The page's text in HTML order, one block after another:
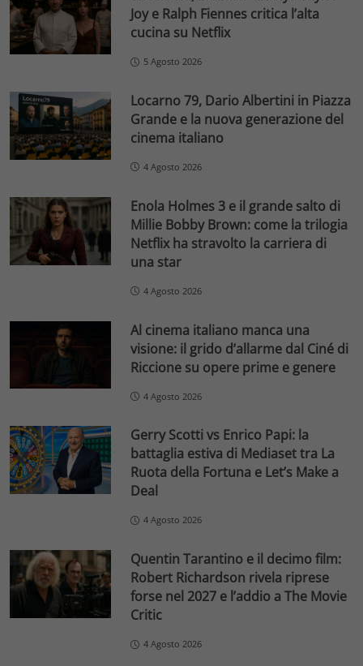
Joy e Ralph Fiennes critica l’alta
cucina su Netflix
5 Agosto 2026
Locarno 79, Dario Albertini in Piazza
Grande e la nuova generazione del
cinema italiano
4 Agosto 2026
Enola Holmes 3 e il grande salto di
Millie Bobby Brown: come la trilogia
Netflix ha stravolto la carriera di
una star
4 Agosto 2026
Al cinema italiano manca una
visione: il grido d’allarme dal Ciné di
Riccione su opere prime e genere
4 Agosto 2026
Gerry Scotti vs Enrico Papi: la
battaglia estiva di Mediaset tra La
Ruota della Fortuna e Let’s Make a
Deal
4 Agosto 2026
Quentin Tarantino e il decimo film:
Robert Richardson rivela riprese
forse nel 2027 e l’addio a The Movie
Critic
4 Agosto 2026